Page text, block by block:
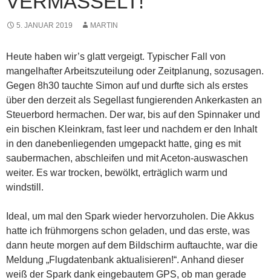
5. JANUAR 2019 MARTIN
Heute haben wir’s glatt vergeigt. Typischer Fall von
mangelhafter Arbeitszuteilung oder Zeitplanung, sozusagen.
Gegen 8h30 tauchte Simon auf und durfte sich als erstes
über den derzeit als Segellast fungierenden Ankerkasten an
Steuerbord hermachen. Der war, bis auf den Spinnaker und
ein bischen Kleinkram, fast leer und nachdem er den Inhalt
in den danebenliegenden umgepackt hatte, ging es mit
saubermachen, abschleifen und mit Aceton-auswaschen
weiter. Es war trocken, bewölkt, erträglich warm und
windstill.
Ideal, um mal den Spark wieder hervorzuholen. Die Akkus
hatte ich frühmorgens schon geladen, und das erste, was
dann heute morgen auf dem Bildschirm auftauchte, war die
Meldung „Flugdatenbank aktualisieren!“. Anhand dieser
weiß der Spark dank eingebautem GPS, ob man gerade